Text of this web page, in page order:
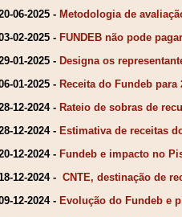
06-2025 - Metodologia de
02-2025 - FUNDEB não pode
01-2025 - Designa os
01-2025 - Receita do Fundeb para
12-2024 - Rateio de sobras de
12-2024 - Estimativa de receitas
12-2024 - Fundeb e impacto no
12-2024 - CNTE, destinação de
12-2024 - Evolução do Fundeb e